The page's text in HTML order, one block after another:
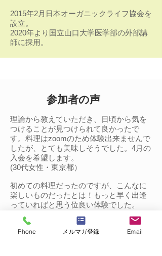
2015年2月日本オーガニックライフ協会を
設立。
​2020年より国立山口大学医学部の外部講
師に採用。
参加者の声
理論から教えていただき、日頃から気を
つけることが見つけられて良かったで
す。料理はzoomのため体験出来ませんで
したが、とても美味しそうでした。4月の
入会を希望します。
(30代女性・東京都）
​初めての料理だったのですが、こんなに
楽しいものだったとは！もっと早く出逢
っていればと思う位良い体験でした。
​(40代女性・神奈川県)
私は料理が苦手なので友人が誘ってくれ
Phone メルマガ登録 Email